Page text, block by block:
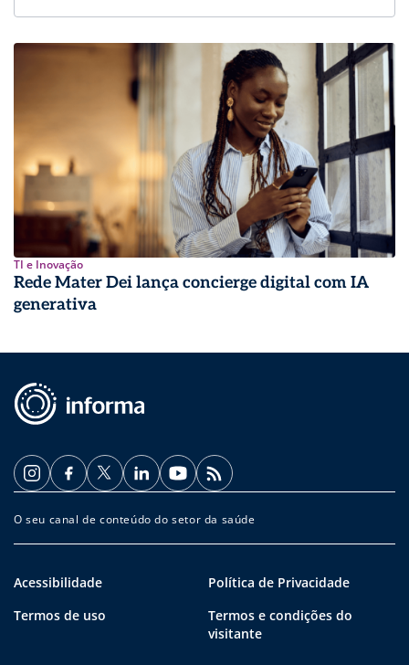
TI e Inovação
Rede Mater Dei lança concierge digital com IA
generativa
O seu canal de conteúdo do setor da saúde
Acessibilidade
Política de Privacidade
Termos de uso
Termos e condições do
visitante